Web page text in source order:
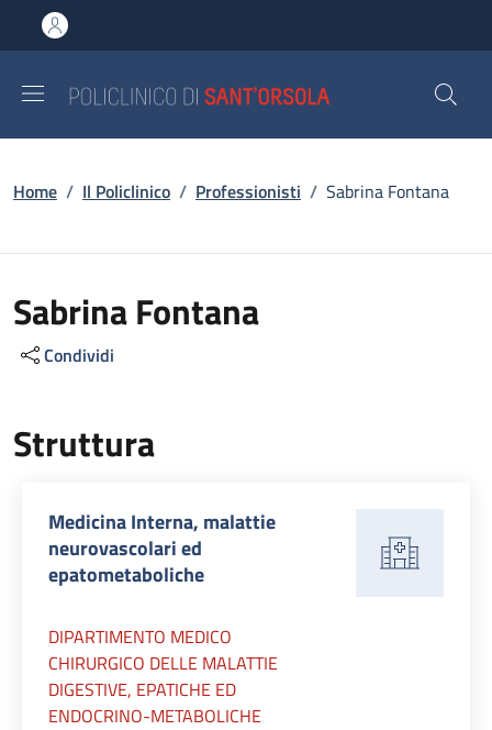
al contenuto principale
to footer content
Briciole di pane
Home / Il Policlinico / Professionisti / Sabrina Fontana
Sabrina Fontana
Condividi
Struttura
Medicina Interna, malattie
neurovascolari ed
epatometaboliche
DIPARTIMENTO MEDICO
CHIRURGICO DELLE MALATTIE
DIGESTIVE, EPATICHE ED
ENDOCRINO-METABOLICHE